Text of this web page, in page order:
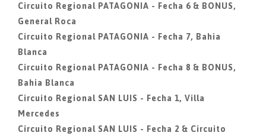
Circuito Regional PATAGONIA - Fecha 6 & BONUS,
General Roca
Circuito Regional PATAGONIA - Fecha 7, Bahia
Blanca
Circuito Regional PATAGONIA - Fecha 8 & BONUS,
Bahia Blanca
Circuito Regional SAN LUIS - Fecha 1, Villa
Mercedes
Circuito Regional SAN LUIS - Fecha 2 & Circuito